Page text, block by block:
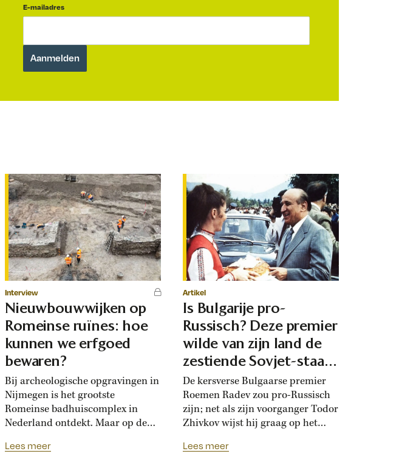
E-mailadres
Interview
Nieuwbouwwijken op
Romeinse ruïnes: hoe
kunnen we erfgoed
bewaren?
Bij archeologische opgravingen in
Nijmegen is het grootste
Romeinse badhuiscomplex in
Nederland ontdekt. Maar op de
Lees meer
Artikel
Is Bulgarije pro-
Russisch? Deze premier
wilde van zijn land de
zestiende Sovjet-staat
maken
De kersverse Bulgaarse premier
Roemen Radev zou pro-Russisch
zijn; net als zijn voorganger Todor
Zhivkov wijst hij graag op het
Lees meer